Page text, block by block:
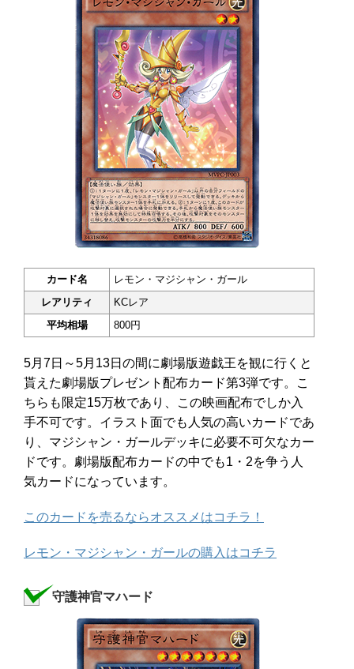
カード名
レモン・マジシャン・ガール
レアリティ
KCレア
平均相場
800円
5月7日～5月13日の間に劇場版遊戯王を観に行くと
貰えた劇場版プレゼント配布カード第3弾です。こ
ちらも限定15万枚であり、この映画配布でしか入
手不可です。イラスト面でも人気の高いカードであ
り、マジシャン・ガールデッキに必要不可欠なカー
ドです。劇場版配布カードの中でも1・2を争う人
気カードになっています。
このカードを売るならオススメはコチラ！
レモン・マジシャン・ガールの購入はコチラ
守護神官マハード